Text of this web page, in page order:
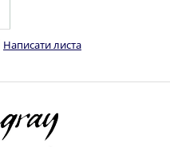
Написати листа